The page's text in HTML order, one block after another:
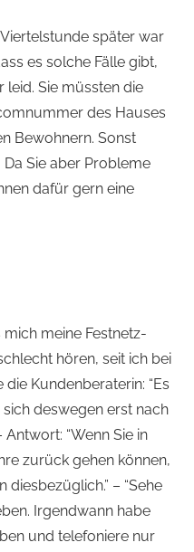
später war
es solche Fälle gibt,
leid. Sie müssten die
des Hauses
Bewohnern. Sonst
Sie aber Probleme
dafür gern eine
meine Festnetz-
hören, seit ich bei
Kundenberaterin: “Es
deswegen erst nach
“Wenn Sie in
zurück gehen können,
– “Sehe
Irgendwann habe
und telefoniere nur